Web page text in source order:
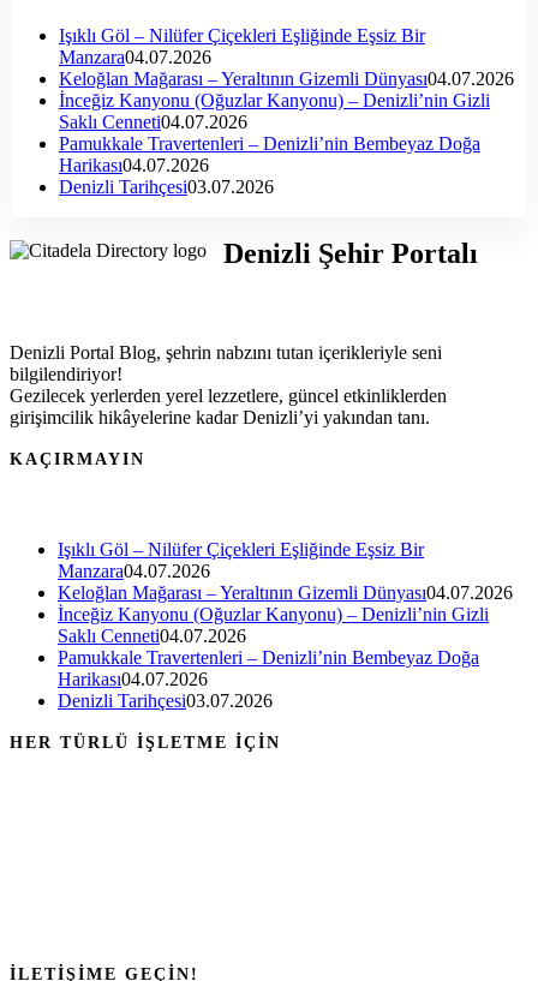
Işıklı Göl – Nilüfer Çiçekleri Eşliğinde Eşsiz Bir
Manzara04.07.2026
Keloğlan Mağarası – Yeraltının Gizemli Dünyası04.07.2026
İnceğiz Kanyonu (Oğuzlar Kanyonu) – Denizli’nin Gizli
Saklı Cenneti04.07.2026
Pamukkale Travertenleri – Denizli’nin Bembeyaz Doğa
Harikası04.07.2026
Denizli Tarihçesi03.07.2026
Denizli Şehir Portalı
Denizli Portal Blog, şehrin nabzını tutan içerikleriyle seni
bilgilendiriyor!
Gezilecek yerlerden yerel lezzetlere, güncel etkinliklerden
girişimcilik hikâyelerine kadar Denizli’yi yakından tanı.
KAÇIRMAYIN
Işıklı Göl – Nilüfer Çiçekleri Eşliğinde Eşsiz Bir
Manzara04.07.2026
Keloğlan Mağarası – Yeraltının Gizemli Dünyası04.07.2026
İnceğiz Kanyonu (Oğuzlar Kanyonu) – Denizli’nin Gizli
Saklı Cenneti04.07.2026
Pamukkale Travertenleri – Denizli’nin Bembeyaz Doğa
Harikası04.07.2026
Denizli Tarihçesi03.07.2026
HER TÜRLÜ İŞLETME İÇİN
İLETİŞİME GEÇİN!